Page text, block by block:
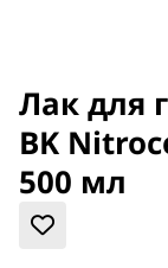
Лак для
BK
500 мл